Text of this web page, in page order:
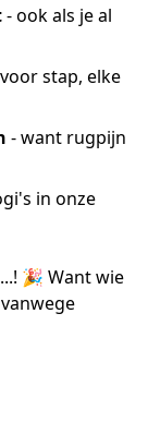
- ook als je al
stap, elke
- want rugpijn
in onze
🎉 Want wie